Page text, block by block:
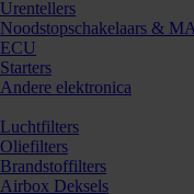
Urentellers
Noodstopschakelaars &
ECU
Starters
Andere elektronica
Luchtfilters
Oliefilters
Brandstoffilters
Airbox Deksels